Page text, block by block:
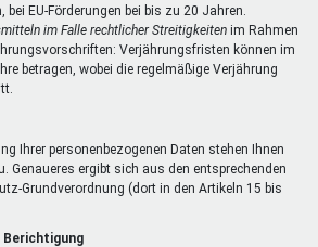
bei EU-Förderungen bei bis zu 20 Jahren.
im Falle rechtlicher Streitigkeiten im Rahmen
Verjährungsfristen können im
betragen, wobei die regelmäßige Verjährung
Ihrer personenbezogenen Daten stehen Ihnen
Genaueres ergibt sich aus den entsprechenden
Grundverordnung (dort in den Artikeln 15 bis